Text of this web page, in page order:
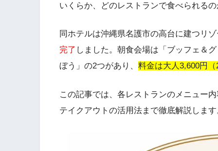
いくらか、どのレストランで食べられる
同ホテルは沖縄県名護市の高台に建つリ
完了 しました。朝食会場は「ブッフェ＆
ぼう」の2つがあり、 料金は大人3,600円
この記事では、各レストランのメニュー
テイクアウトの活用法まで徹底解説しま